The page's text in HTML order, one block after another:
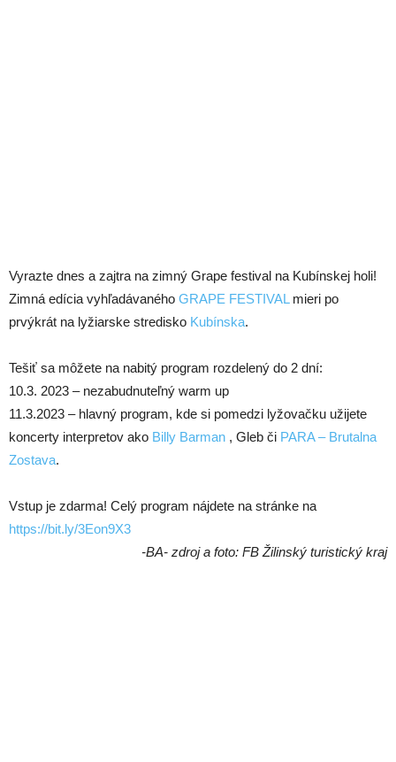
Vyrazte dnes a zajtra na zimný Grape festival na Kubínskej holi!
Zimná edícia vyhľadávaného GRAPE FESTIVAL mieri po
prvýkrát na lyžiarske stredisko Kubínska.
Tešiť sa môžete na nabitý program rozdelený do 2 dní:
10.3. 2023 – nezabudnuteľný warm up
11.3.2023 – hlavný program, kde si pomedzi lyžovačku užijete
koncerty interpretov ako Billy Barman , Gleb či PARA – Brutalna
Zostava.
Vstup je zdarma! Celý program nájdete na stránke na
https://bit.ly/3Eon9X3
-BA- zdroj a foto: FB Žilinský turistický kraj